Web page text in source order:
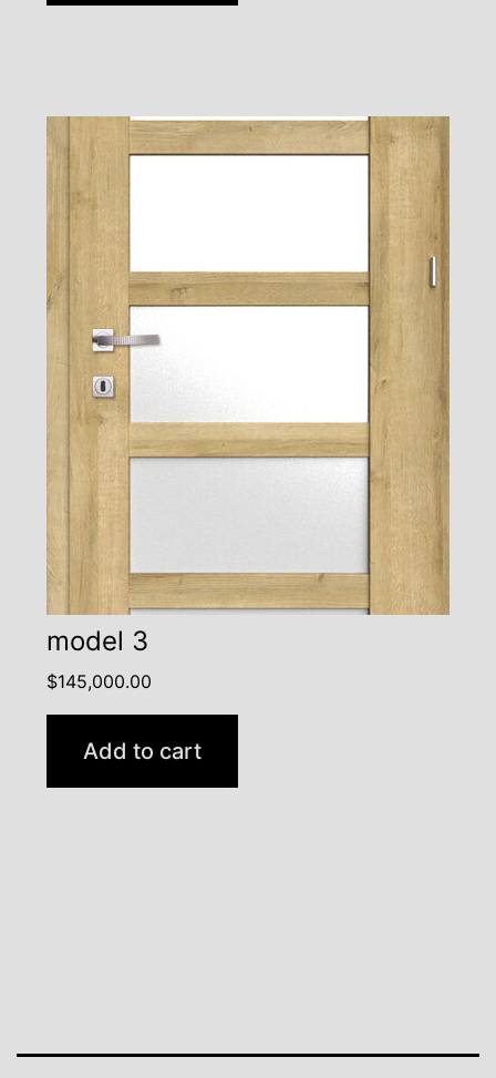
model 3
$145,000.00
Add to cart